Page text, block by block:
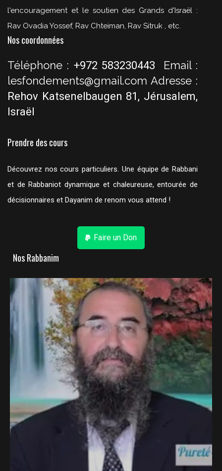
l'encouragement et le soutien des Grands d'Israël :
Rav Ovadia Yossef, Rav Chteiman, Rav Sitruk , etc.
Nos coordonnées
Téléphone : +972 583230443 Email :
lesfondements@gmail.com Adresse :
Rehov Katsenelbaugen 81, Jérusalem,
Israël
Prendre des cours
Découvrez nos cours particuliers. Une équipe de Rabbani
et de Rabbaniot dynamique et chaleureuse, entourée de
décisionnaires et Dayanim de renom vous attend !
Faire un Don
Nos Rabbanim